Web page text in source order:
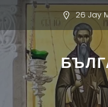
26 Jay